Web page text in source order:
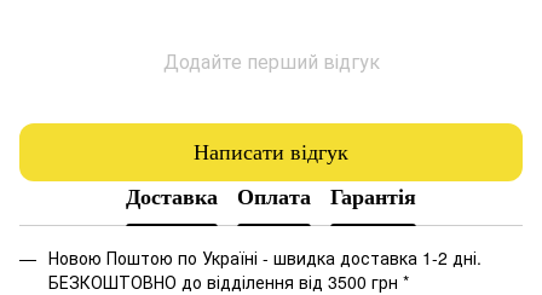
Додайте перший відгук
Написати відгук
Доставка
Оплата Гарантія
Новою Поштою по Україні - швидка доставка 1-2 дні.
БЕЗКОШТОВНО до відділення від 3500 грн *